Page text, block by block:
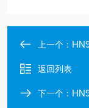
上一个：
返回列表
下一个：